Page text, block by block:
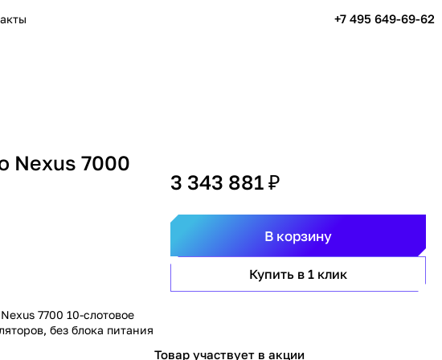
+7 495 649-69-62
Nexus 7000
7700 10-слотовое
без блока питания
3 343 881 ₽
В корзину
Купить в 1 клик
Товар участвует в акции